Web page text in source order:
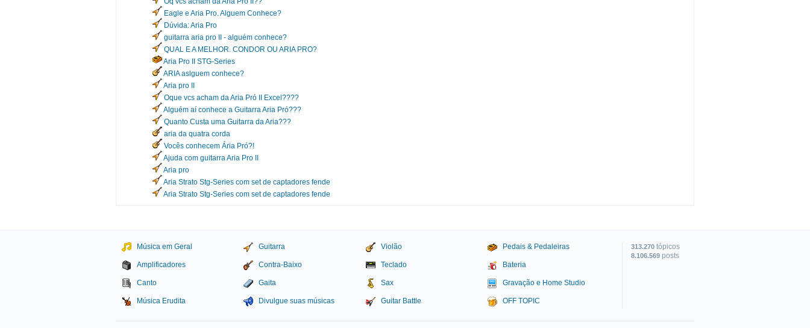
Eagle e Aria Pro. Alguem Conhece?
Dúvida: Aria Pro
guitarra aria pro II - alguém conhece?
QUAL E A MELHOR. CONDOR OU ARIA PRO?
Aria Pro II STG-Series
ARIA aslguem conhece?
Aria pro II
Oque vcs acham da Aria Pró II Excel????
Alguém aí conhece a Guitarra Aria Pró???
Quanto Custa uma Guitarra da Aria???
aria da quatra corda
Vocês conhecem Ária Pró?!
Ajuda com guitarra Aria Pro II
Aria pro
Aria Strato Stg-Series com set de captadores fende
Aria Strato Stg-Series com set de captadores fende
Música em Geral Guitarra Violão Pedais & Pedaleiras
Amplificadores Contra-Baixo Teclado Bateria
Canto Gaita Sax Gravação e Home Studio
Música Erudita Divulgue suas músicas Guitar Battle OFF TOPIC
313.270 tópicos
8.106.569 posts